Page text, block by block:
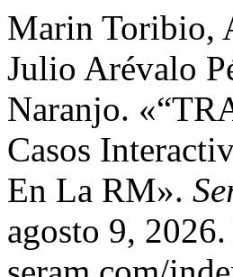
Marin Toribio,
Julio Arévalo
Naranjo.
Casos
En La RM».
agosto 9,